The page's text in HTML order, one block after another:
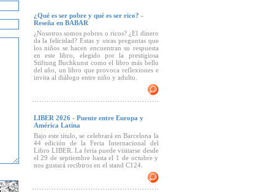
¿Qué es ser pobre y qué es ser rico? -
Reseña en BABAR
¿Nosotros somos pobres o ricos? ¿El dinero
da la felicidad? Estas y otras preguntas que
los niños se hacen encuentran su respuesta
en este libro, elegido por la prestigiosa
Stiftung Buchkunst como el libro más bello
del año, un libro que provoca reflexiones e
invita al diálogo entre niño y adulto.
LIBER 2026 - Puente entre Europa y
América Latina
Bajo este título, se celebrará en Barcelona la
44 edición de la Feria Internacional del
Libro LIBER. La feria puede visitarse desde
el 29 de septiembre hasta el 1 de octubre y
nos gustará recibiros en el stand C124.